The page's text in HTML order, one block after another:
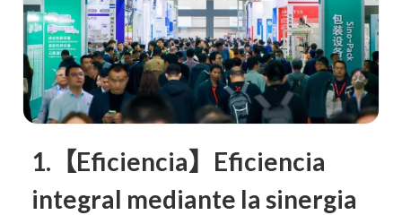
1.【Eficiencia】Eficiencia
integral mediante la sinergia